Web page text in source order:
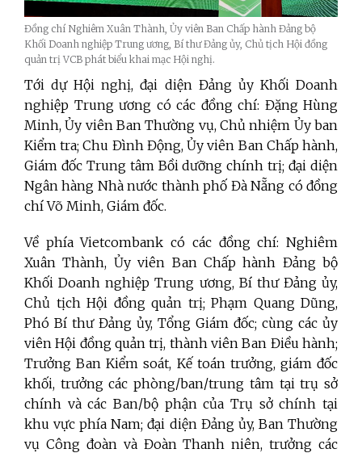
Đồng chí Nghiêm Xuân Thành, Ủy viên Ban Chấp hành Đảng bộ
Khối Doanh nghiệp Trung ương, Bí thư Đảng ủy, Chủ tịch Hội đồng
quản trị VCB phát biểu khai mạc Hội nghị.
Tới dự Hội nghị, đại diện Đảng ủy Khối Doanh
nghiệp Trung ương có các đồng chí: Đặng Hùng
Minh, Ủy viên Ban Thường vụ, Chủ nhiệm Ủy ban
Kiểm tra; Chu Đình Động, Ủy viên Ban Chấp hành,
Giám đốc Trung tâm Bồi dưỡng chính trị; đại diện
Ngân hàng Nhà nước thành phố Đà Nẵng có đồng
chí Võ Minh, Giám đốc.
Về phía Vietcombank có các đồng chí: Nghiêm
Xuân Thành, Ủy viên Ban Chấp hành Đảng bộ
Khối Doanh nghiệp Trung ương, Bí thư Đảng ủy,
Chủ tịch Hội đồng quản trị; Phạm Quang Dũng,
Phó Bí thư Đảng ủy, Tổng Giám đốc; cùng các ủy
viên Hội đồng quản trị, thành viên Ban Điều hành;
Trưởng Ban Kiểm soát, Kế toán trưởng, giám đốc
khối, trưởng các phòng/ban/trung tâm tại trụ sở
chính và các Ban/bộ phận của Trụ sở chính tại
khu vực phía Nam; đại diện Đảng ủy, Ban Thường
vụ Công đoàn và Đoàn Thanh niên, trưởng các